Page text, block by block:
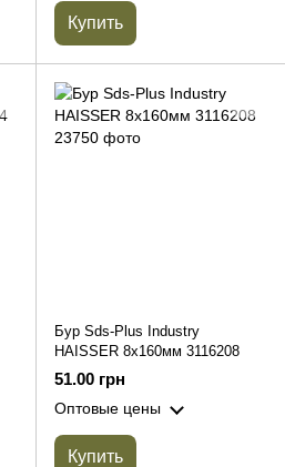
Купить
Бур Sds-Plus Industry
HAISSER 8х160мм 3116208
51.00 грн
Оптовые цены
Купить